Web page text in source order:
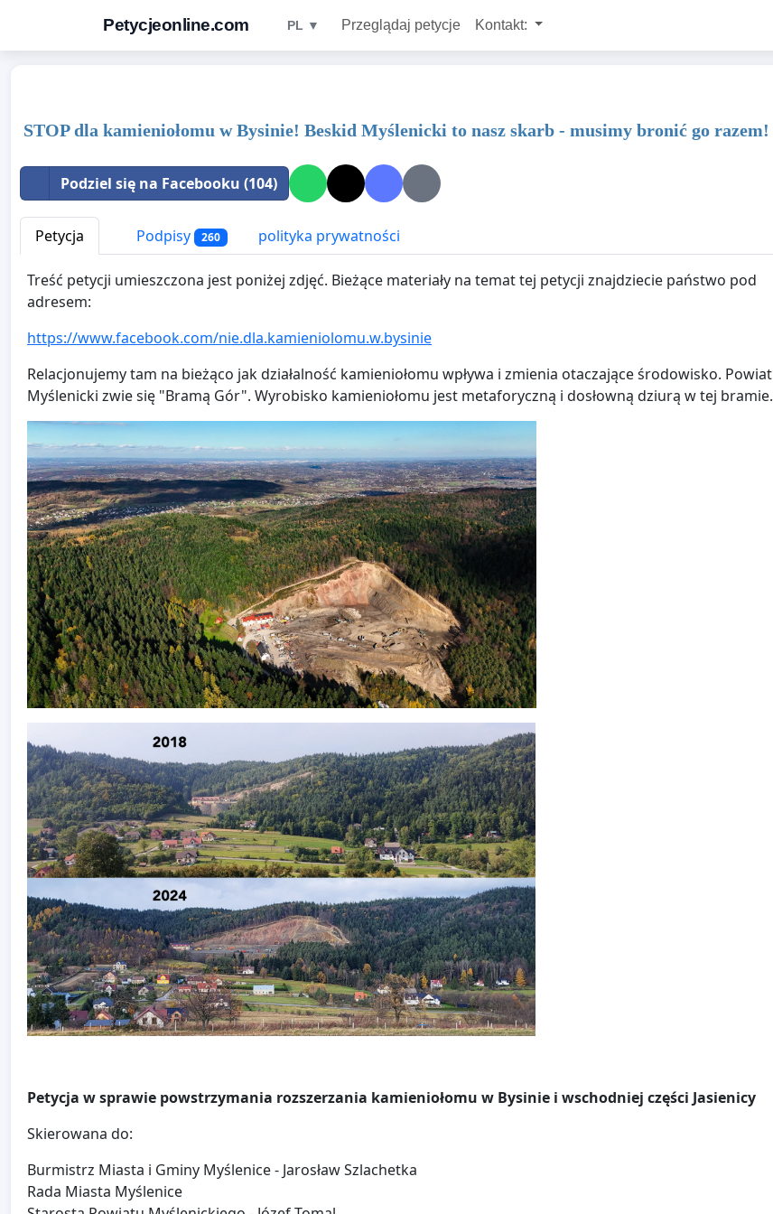
Petycjeonline.com PL ▼ Przeglądaj petycje Kontakt:
STOP dla kamieniołomu w Bysinie! Beskid Myślenicki to nasz skarb - musimy bronić go razem!
Podziel się na Facebooku (104)
Petycja Podpisy 260 polityka prywatności
Treść petycji umieszczona jest poniżej zdjęć. Bieżące materiały na temat tej petycji znajdziecie państwo pod
adresem:
https://www.facebook.com/nie.dla.kamieniolomu.w.bysinie
Relacjonujemy tam na bieżąco jak działalność kamieniołomu wpływa i zmienia otaczające środowisko. Powiat
Myślenicki zwie się "Bramą Gór". Wyrobisko kamieniołomu jest metaforyczną i dosłowną dziurą w tej bramie.
Petycja w sprawie powstrzymania rozszerzania kamieniołomu w Bysinie i wschodniej części Jasienicy
Skierowana do:
Burmistrz Miasta i Gminy Myślenice - Jarosław Szlachetka
Rada Miasta Myślenice